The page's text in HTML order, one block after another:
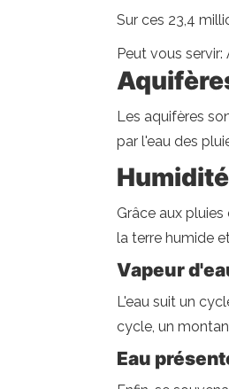
Sur ces 23,4
Peut vous
Les aquifères
par l'eau des
Grâce aux
la terre humide
Vapeur
L'eau suit un
cycle, un
Eau